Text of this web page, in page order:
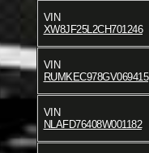
VIN
XW8JF25L2CH701246
VIN
RUMKEC978GV069415
VIN
NLAFD76408W001182